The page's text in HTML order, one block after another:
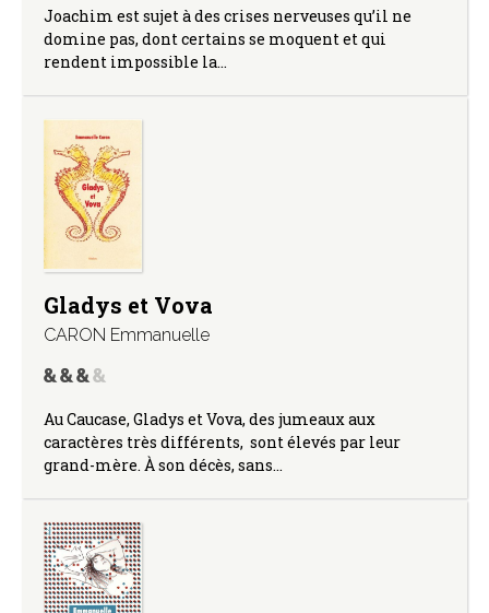
Joachim est sujet à des crises nerveuses qu’il ne
domine pas, dont certains se moquent et qui
rendent impossible la…
Gladys et Vova
CARON Emmanuelle
Au Caucase, Gladys et Vova, des jumeaux aux
caractères très différents, sont élevés par leur
grand-mère. À son décès, sans…